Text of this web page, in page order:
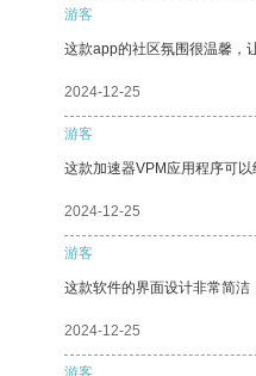
游客
这款app的社区氛围很温馨，
2024-12-25
游客
这款加速器VPM应用程序可
2024-12-25
游客
这款软件的界面设计非常简洁
2024-12-25
游客